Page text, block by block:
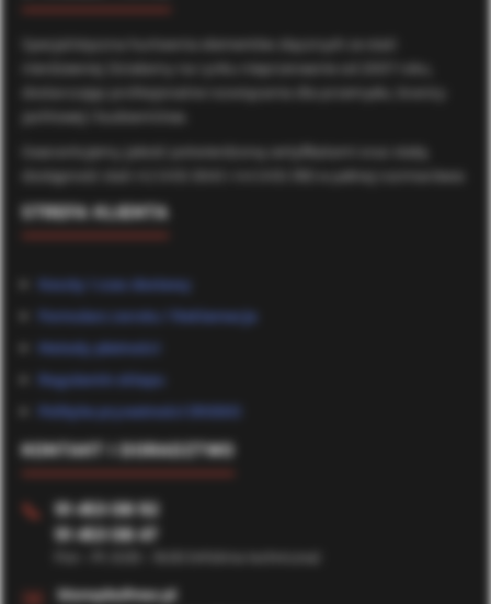
Specjalistyczna hurtownia elementów złącznych ze stali
nierdzewnej. Działamy na rynku nieprzerwanie od 2007 roku,
dostarczając profesjonalne rozwiązania dla przemysłu, branży
jachtowej i budownictwa.
Gwarantujemy jakość potwierdzoną certyfikatami oraz stałą
dostępność stali A2 (AISI 304) i A4 (AISI 316) w pełnej rozmiarówce.
STREFA KLIENTA
Koszty i czas dostawy
Formularz zwrotu / Reklamacje
Metody płatności
Regulamin sklepu
Polityka prywatności (RODO)
KONTAKT I DORADZTWO
📞 91 453 08 92
91 453 08 47
✉️ biuro@bufmax.pl